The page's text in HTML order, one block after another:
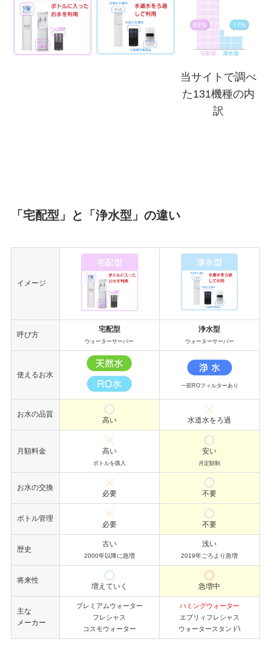
当サイトで調べ
た131機種の内
訳
「 宅配型 」と「 浄水型 」の違い
イメージ
呼び方
宅配型
ウォーターサーバー
浄水型
ウォーターサーバー
使えるお水
一部ROフィルターあり
お水の品質
高い 水道水をろ過
月額料金 高い
ボトルを購入
安い
月定額制
お水の交換
必要 不要
ボトル管理
必要 不要
歴史
古い
2000年以降に急増
浅い
2019年ごろより急増
将来性
増えていく 急増中
主な
メーカー
プレミアムウォーター
フレシャス
コスモウォーター
ハミングウォーター
エブリィフレシャス
ウォータースタンド\